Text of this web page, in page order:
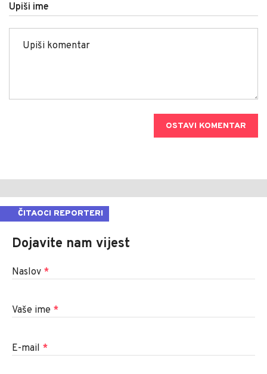
Upiši ime
OSTAVI KOMENTAR
ČITAOCI REPORTERI
Dojavite nam vijest
Naslov *
Vaše ime *
E-mail *